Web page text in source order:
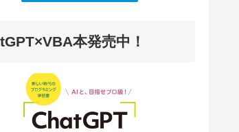
本発売中！